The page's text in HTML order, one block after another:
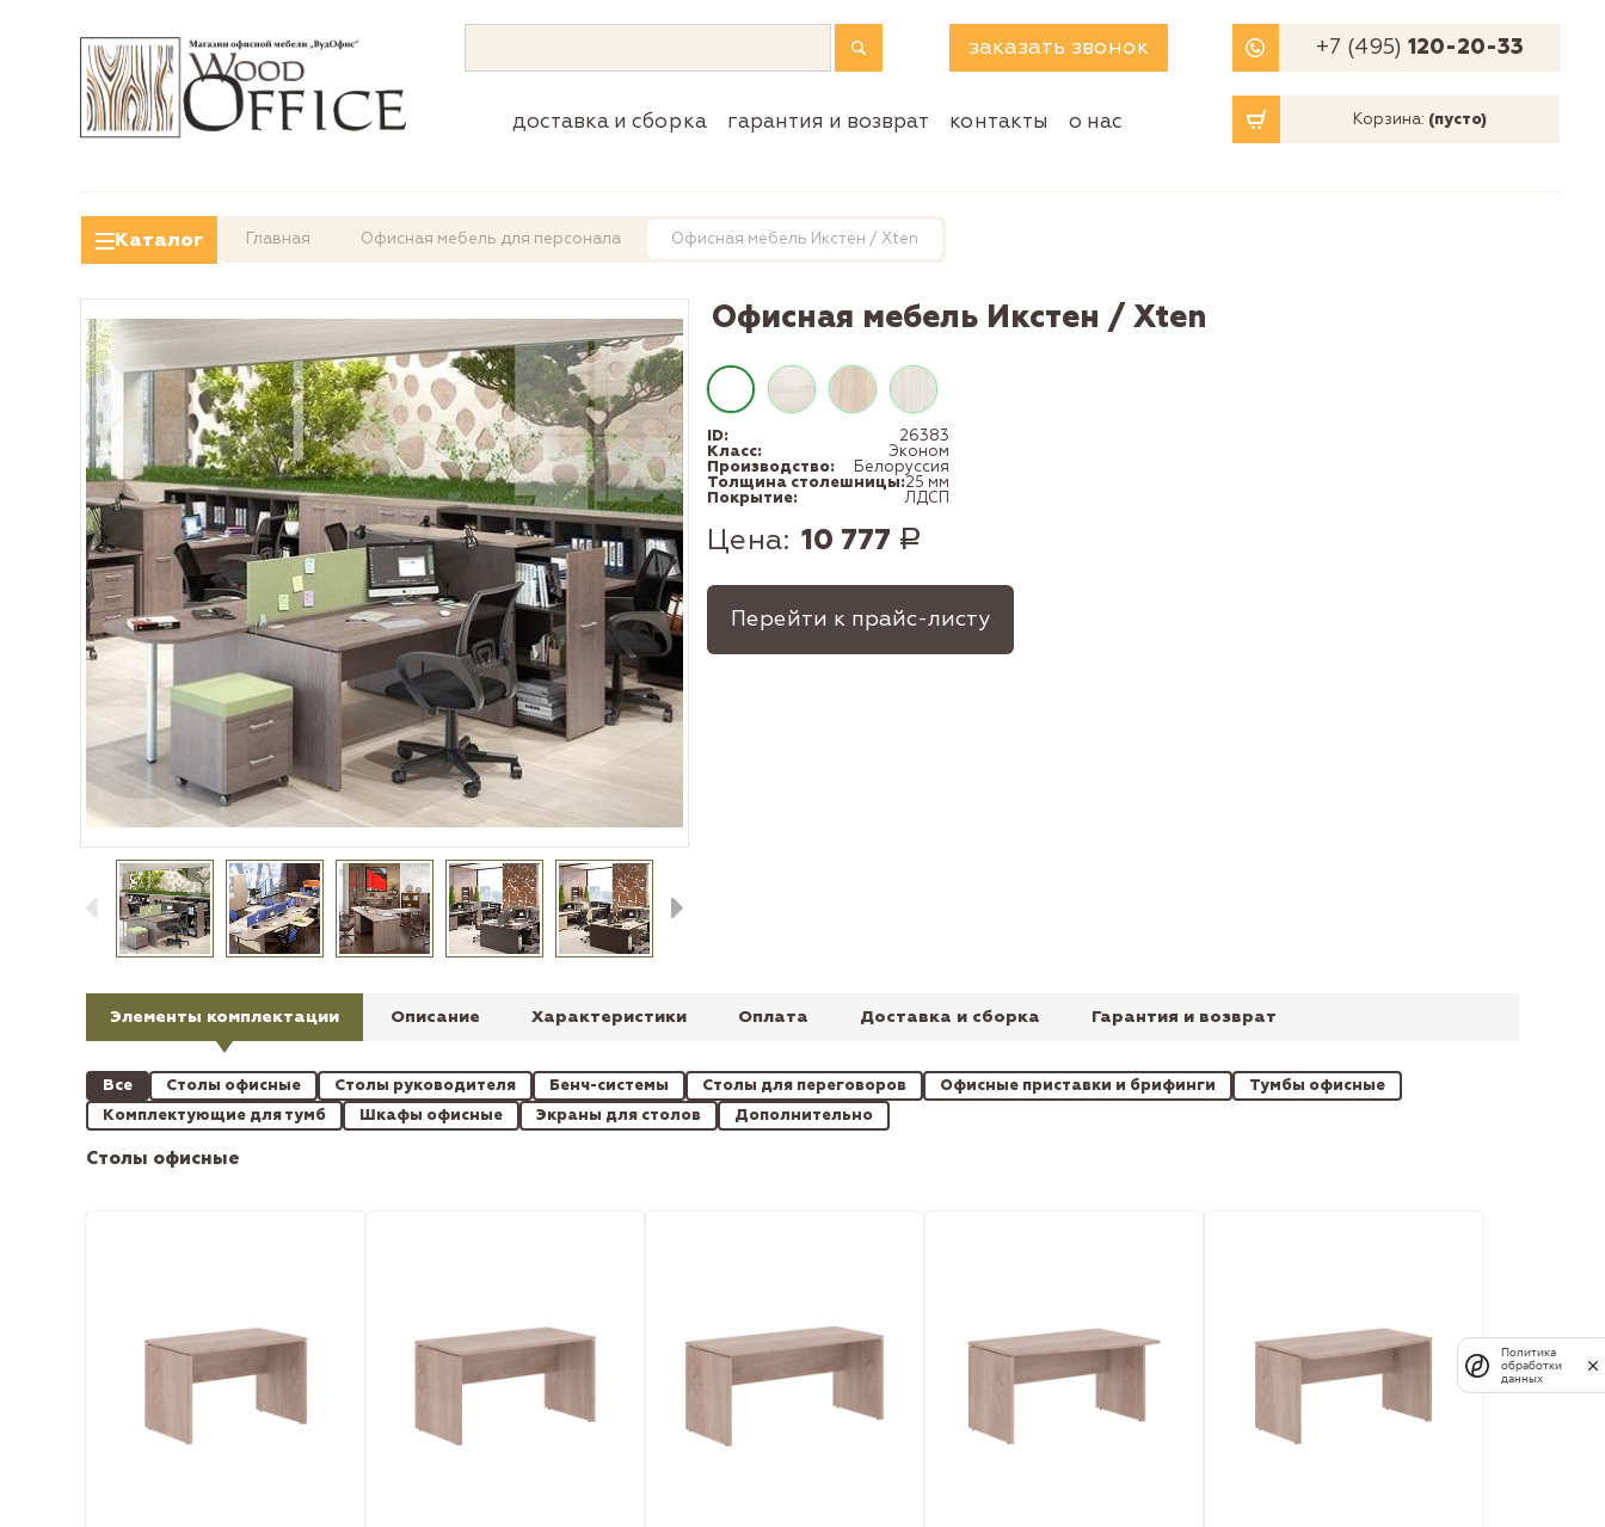
заказать звонок +7 (495)120-20-33
доставка и сборка гарантия и возврат контакты о нас Корзина: (пусто)
Каталог Главная Офисная мебель для персонала Офисная мебель Икстен / Xten
Офисная мебель Икстен / Xten
ID:
26383
Класс:
Эконом
Производство:
Белоруссия
Толщина столешницы:25 мм
Покрытие:
ЛДСП
Цена: 10 777 Р
Перейти к прайс-листу
Элементы комплектации Описание Характеристики Оплата Доставка и сборка Гарантия и возврат
Все Столы офисные Столы руководителя Бенч-системы Столы для переговоров Офисные приставки и брифинги
Тумбы офисные
Комплектующие для тумб
Шкафы офисные Экраны для столов Дополнительно
Столы офисные
Политика
обработки
данных